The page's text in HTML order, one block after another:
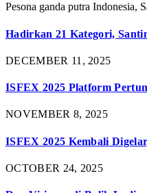
Pesona ganda putra Indonesia,
Hadirkan 21 Kategori,
DECEMBER 11, 2025
ISFEX 2025 Platform
NOVEMBER 8, 2025
ISFEX 2025 Kembali
OCTOBER 24, 2025